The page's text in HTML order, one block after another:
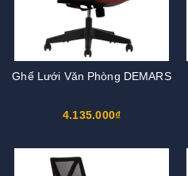
Ghế Lưới Văn Phòng DEMARS
4.135.000₫